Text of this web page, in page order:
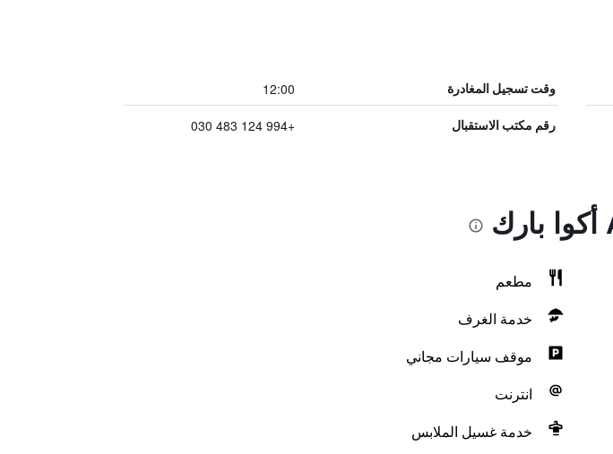
وقت تسجيل المغادرة 12:00
رقم مكتب الاستقبال +994 124 483 030
مطعم
خدمة الغرف
موقف سيارات مجاني
انترنت
خدمة غسيل الملابس